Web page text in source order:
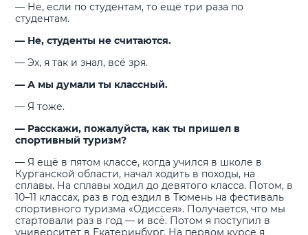
— Не, если по студентам, то ещё три раза по
студентам.
— Не, студенты не считаются.
— Эх, я так и знал, всё зря.
— А мы думали ты классный.
— Я тоже.
— Расскажи, пожалуйста, как ты пришел в
спортивный туризм?
— Я ещё в пятом классе, когда учился в школе в
Курганской области, начал ходить в походы, на
сплавы. На сплавы ходил до девятого класса. Потом, в
10–11 классах, раз в год ездил в Тюмень на фестиваль
спортивного туризма «Одиссея». Получается, что мы
стартовали раз в год — и всё. Потом я поступил в
университет в Екатеринбург. На первом курсе я